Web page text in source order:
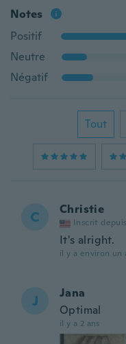
Notes
Positif
Neutre
Négatif
Tout
C Christie
Inscrit
It's alright.
il y a environ un
J
Jana
Optimal
il y a 2 ans